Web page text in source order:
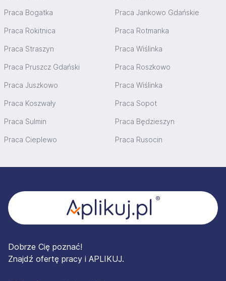
Praca Bogatka Praca Jankowo Gdańskie
Praca Rokitnica Praca Rotmanka
Praca Straszyn Praca Wiślinka
Praca Pruszcz Gdański Praca Roszkowo
Praca Juszkowo Praca Wiślinka
Praca Koszwały Praca Sopot
Praca Sulmin Praca Będzieszyn
Praca Cieplewo Praca Rusocin
Dobrze Cię poznać!
Znajdź ofertę pracy i APLIKUJ.